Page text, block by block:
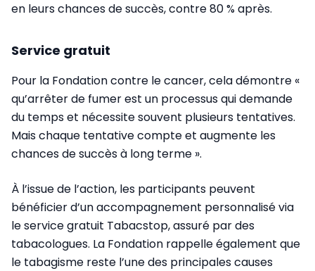
en leurs chances de succès, contre 80 % après.
Service gratuit
Pour la Fondation contre le cancer, cela démontre «
qu’arrêter de fumer est un processus qui demande
du temps et nécessite souvent plusieurs tentatives.
Mais chaque tentative compte et augmente les
chances de succès à long terme ».
À l’issue de l’action, les participants peuvent
bénéficier d’un accompagnement personnalisé via
le service gratuit Tabacstop, assuré par des
tabacologues. La Fondation rappelle également que
le tabagisme reste l’une des principales causes